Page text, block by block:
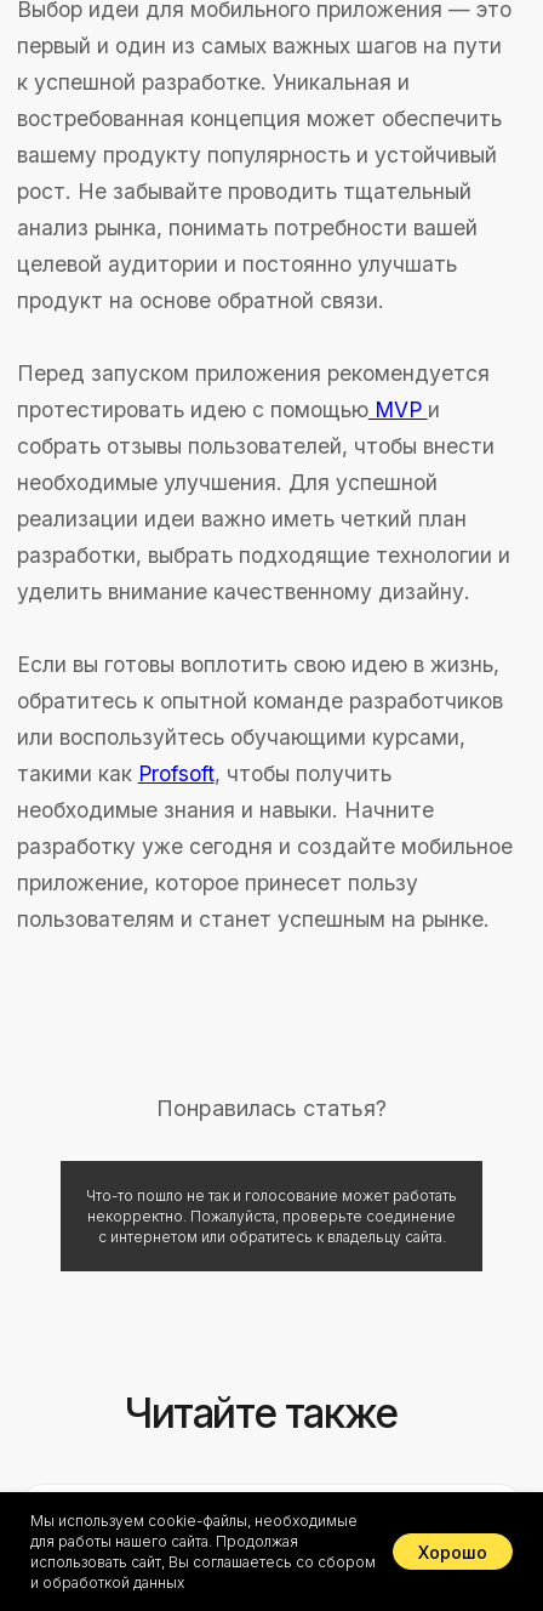
Мы используем cookie-файлы, необходимые
для работы нашего сайта. Продолжая
использовать сайт, Вы соглашаетесь со сбором
и обработкой данных
Хорошо
Понравилась статья?
Что-то пошло не так и голосование может работать
некорректно. Пожалуйста, проверьте соединение
с интернетом или обратитесь к владельцу сайта.
Политика конфиденциальности
Согласие на обработку
персональных данных